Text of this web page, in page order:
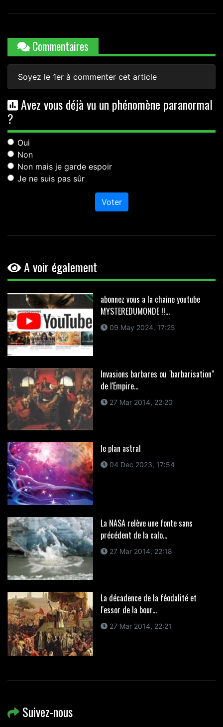
Commentaires
Soyez le 1er à commenter cet article
Avez vous déjà vu un phénomène paranormal
?
Oui
Non
Non mais je garde espoir
Je ne suis pas sûr
Voter
A voir également
abonnez vous a la chaine youtube
MYSTEREDUMONDE !!...
09 May 2024, 17:25
Invasions barbares ou "barbarisation"
de l'Empire...
27 Mar 2014, 22:20
le plan astral
04 Dec 2023, 17:54
La NASA relève une fonte sans
précédent de la calo...
27 Mar 2014, 22:18
La décadence de la féodalité et
l'essor de la bour...
27 Mar 2014, 22:21
Suivez-nous